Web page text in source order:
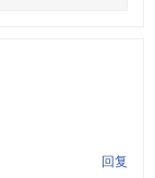
回复